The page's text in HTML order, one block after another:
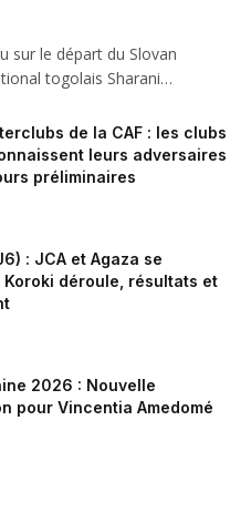
sur le départ du Slovan
togolais Sharani…
de la CAF : les clubs
leurs adversaires
préliminaires
: JCA et Agaza se
déroule, résultats et
2026 : Nouvelle
pour Vincentia Amedomé